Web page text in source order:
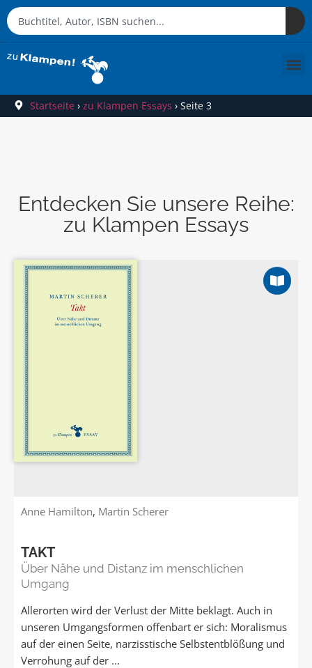
Startseite › zu Klampen Essays › Seite 3
Entdecken Sie unsere Reihe:
zu Klampen Essays
Anne Hamilton, Martin Scherer
TAKT
Über Nähe und Distanz im menschlichen
Umgang
Allerorten wird der Verlust der Mitte beklagt. Auch in
unseren Umgangsformen offenbart er sich: Moralismus
auf der einen Seite, narzisstische Selbstentblößung und
Verrohung auf der ...